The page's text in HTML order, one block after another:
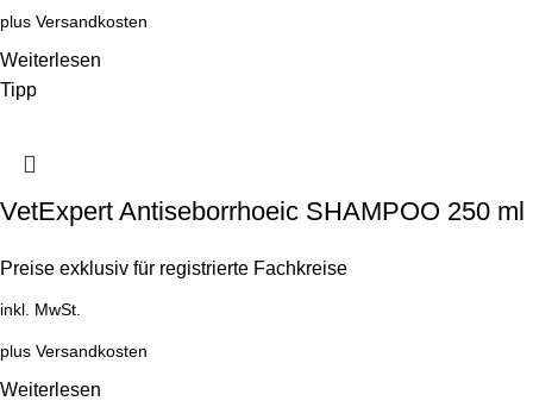
plus Versandkosten
Weiterlesen
Tipp
VetExpert Antiseborrhoeic SHAMPOO 250 ml
Preise exklusiv für registrierte Fachkreise
inkl. MwSt.
plus Versandkosten
Weiterlesen